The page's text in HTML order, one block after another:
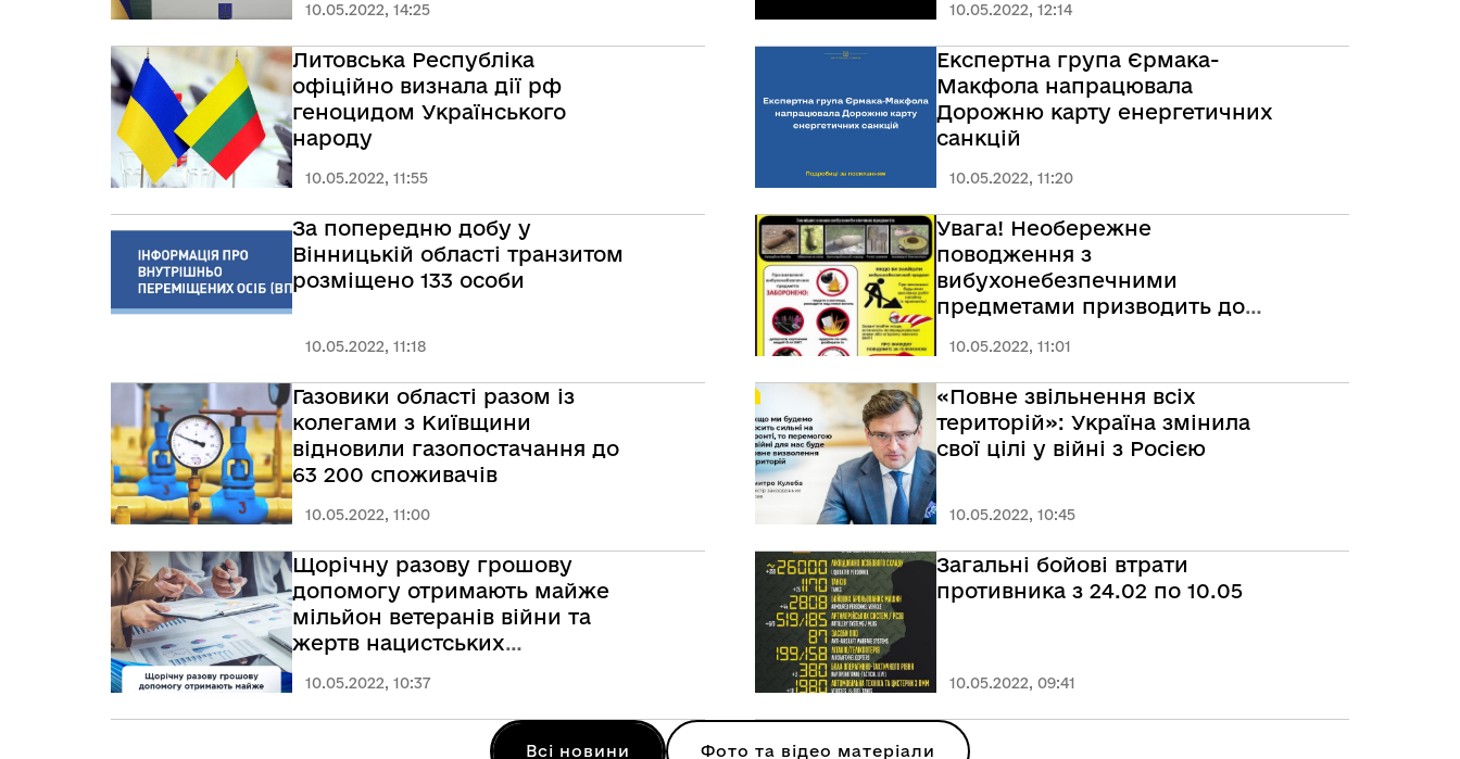
10.05.2022, 14:25 10.05.2022, 12:14
країни. Бути сміливим – бути
Україною
10.05.2022, 11:55
Литовська Республіка
офіційно визнала дії рф
геноцидом Українського
народу
10.05.2022, 11:20
Експертна група Єрмака-
Макфола напрацювала
Дорожню карту енергетичних
санкцій
10.05.2022, 11:18
За попередню добу у
Вінницькій області транзитом
розміщено 133 особи
10.05.2022, 11:01
Увага! Необережне
поводження з
вибухонебезпечними
предметами призводить до
10.05.2022, 11:00
Газовики області разом із
колегами з Київщини
відновили газопостачання до
63 200 споживачів
10.05.2022, 10:45
«Повне звільнення всіх
територій»: Україна змінила
свої цілі у війні з Росією
10.05.2022, 10:37
Щорічну разову грошову
допомогу отримають майже
мільйон ветеранів війни та
жертв нацистських
10.05.2022, 09:41
Загальні бойові втрати
противника з 24.02 по 10.05
Всі новини Фото та відео матеріали